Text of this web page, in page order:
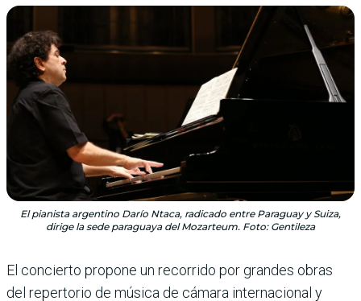
El pianista argentino Darío Ntaca, radicado entre Paraguay y Suiza,
dirige la sede paraguaya del Mozarteum. Foto: Gentileza
El concierto propone un recorrido por grandes obras
del repertorio de música de cámara internacional y